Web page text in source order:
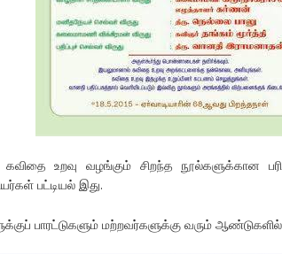
உறவு வழங்கும் சிறந்த நூல்களுக்கான
பட்டியல் இது.
பாரட்டுகளும் மற்றவர்களுக்கு வரும் ஆண்டுகளில்